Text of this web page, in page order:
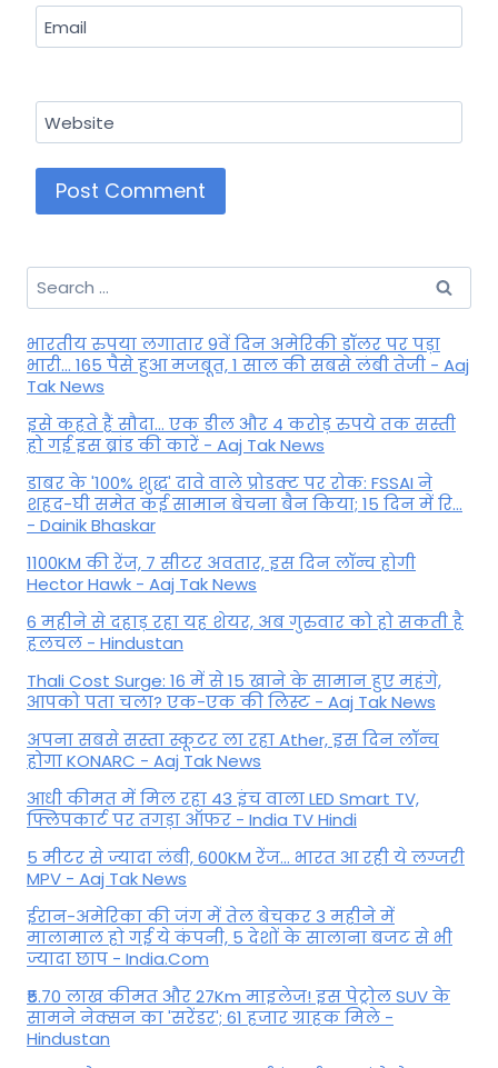
Email
Website
Search
for:
भारतीय रुपया लगातार 9वें दिन अमेरिकी डॉलर पर पड़ा
भारी... 165 पैसे हुआ मजबूत, 1 साल की सबसे लंबी तेजी - Aaj
Tak News
इसे कहते हैं सौदा... एक डील और 4 करोड़ रुपये तक सस्ती
हो गई इस ब्रांड की कारें - Aaj Tak News
डाबर के '100% शुद्ध' दावे वाले प्रोडक्ट पर रोक: FSSAI ने
शहद-घी समेत कई सामान बेचना बैन किया; 15 दिन में रि...
- Dainik Bhaskar
1100KM की रेंज, 7 सीटर अवतार, इस दिन लॉन्च होगी
Hector Hawk - Aaj Tak News
6 महीने से दहाड़ रहा यह शेयर, अब गुरुवार को हो सकती है
हलचल - Hindustan
Thali Cost Surge: 16 में से 15 खाने के सामान हुए महंगे,
आपको पता चला? एक-एक की लिस्ट - Aaj Tak News
अपना सबसे सस्ता स्कूटर ला रहा Ather, इस दिन लॉन्च
होगा KONARC - Aaj Tak News
आधी कीमत में मिल रहा 43 इंच वाला LED Smart TV,
फ्लिपकार्ट पर तगड़ा ऑफर - India TV Hindi
5 मीटर से ज्यादा लंबी, 600KM रेंज... भारत आ रही ये लग्जरी
MPV - Aaj Tak News
ईरान-अमेरिका की जंग में तेल बेचकर 3 महीने में
मालामाल हो गई ये कंपनी, 5 देशों के सालाना बजट से भी
ज्यादा छाप - India.Com
₹5.70 लाख कीमत और 27Km माइलेज! इस पेट्रोल SUV के
सामने नेक्सन का 'सरेंडर'; 61 हजार ग्राहक मिले -
Hindustan